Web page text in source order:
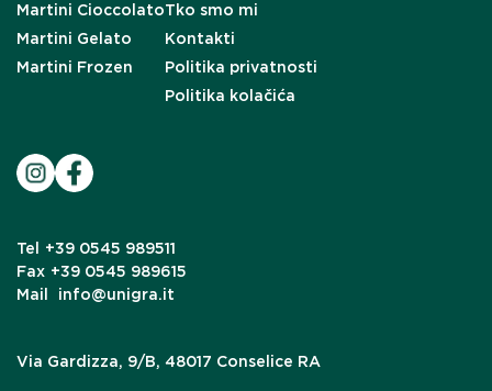
Martini Cioccolato
Martini Gelato
Martini Frozen
Tko smo mi
Kontakti
Politika privatnosti
Politika kolačića
Tel
+39 0545 989511
Fax +39 0545 989615
Mail
info@unigra.it
Via Gardizza, 9/B, 48017 Conselice RA